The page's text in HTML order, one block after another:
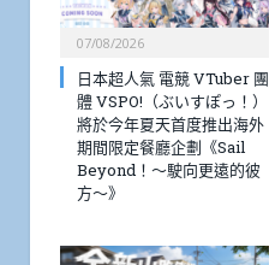
07/08/2026
日本超人氣 電競 VTuber 團
體 VSPO!（ぶいすぽっ！）
將於今年夏天首度推出海外
期間限定餐廳企劃《Sail
Beyond！～駛向更遠的彼
方～》